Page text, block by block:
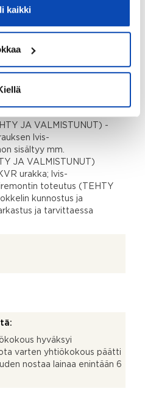
kaikki1994 AB- ja EF-talojen
korjaukset/remontit:
kuntotutkimus ja
lämmitysmuodot ja
JA VALMISTUNUT) -
lvis-
sisältyy mm.
JA VALMISTUNUT)
urakka; lvis-
toteutus (TEHTY
kunnostus ja
ja tarvittaessa
hyväksyi
varten yhtiökokous päätti
nostaa lainaa enintään 6